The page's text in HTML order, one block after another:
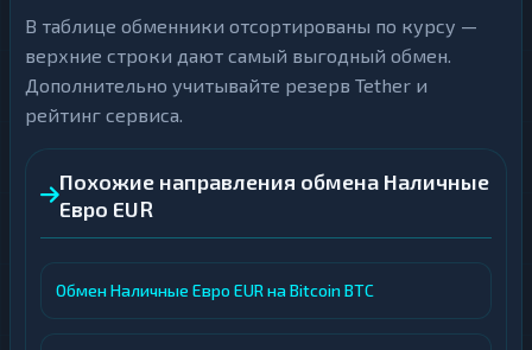
В таблице обменники отсортированы по курсу —
верхние строки дают самый выгодный обмен.
Дополнительно учитывайте резерв Tether и
рейтинг сервиса.
Похожие направления обмена Наличные
Евро EUR
Обмен Наличные Евро EUR на Bitcoin BTC